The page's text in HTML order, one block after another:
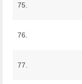
75.
76.
77.